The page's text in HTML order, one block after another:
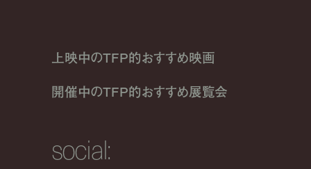
上映中のTFP的おすすめ映画
開催中のTFP的おすすめ展覧会
social: